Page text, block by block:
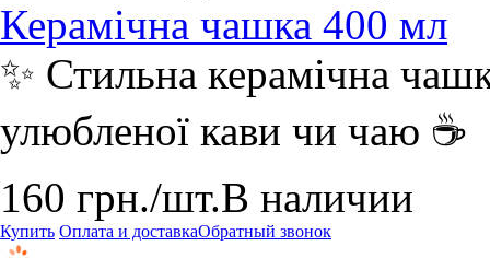
Керамічна чашка 400 мл
✨ Стильна керамічна
улюбленої кави чи чаю ☕
160 грн./шт.В наличии
Купить Оплата и доставкаОбратный звонок